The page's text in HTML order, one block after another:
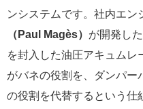
ンシステムです。社内エン
（Paul Magès） が開発し
を封入した油圧アキュムレ
がバネの役割を、ダンパー
の役割を代替するという仕